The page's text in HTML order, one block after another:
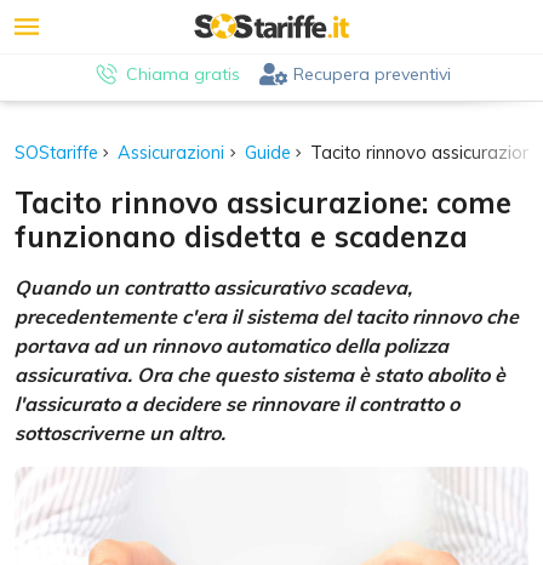
Chiama gratis Recupera preventivi
SOStariffe Assicurazioni Guide Tacito rinnovo
Tacito rinnovo assicurazione: come
funzionano disdetta e scadenza
Quando un contratto assicurativo scadeva,
precedentemente c'era il sistema del tacito rinnovo che
portava ad un rinnovo automatico della polizza
assicurativa. Ora che questo sistema è stato abolito è
l'assicurato a decidere se rinnovare il contratto o
sottoscriverne un altro.